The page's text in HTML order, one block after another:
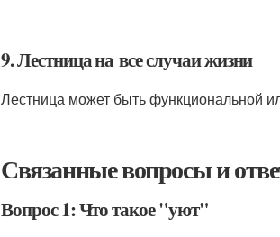
9. Лестница на все случаи жизни
Лестница может быть функциональной
Связанные вопросы и
Вопрос 1: Что такое "уют"